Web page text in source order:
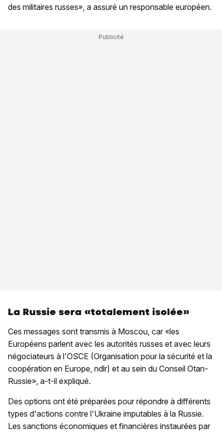
des militaires russes», a assuré un responsable européen.
La Russie sera «totalement isolée»
Ces messages sont transmis à Moscou, car «les
Européens parlent avec les autorités russes et avec leurs
négociateurs à l'OSCE (Organisation pour la sécurité et la
coopération en Europe, ndlr) et au sein du Conseil Otan-
Russie», a-t-il expliqué.
Des options ont été préparées pour répondre à différents
types d'actions contre l'Ukraine imputables à la Russie.
Les sanctions économiques et financières instaurées par